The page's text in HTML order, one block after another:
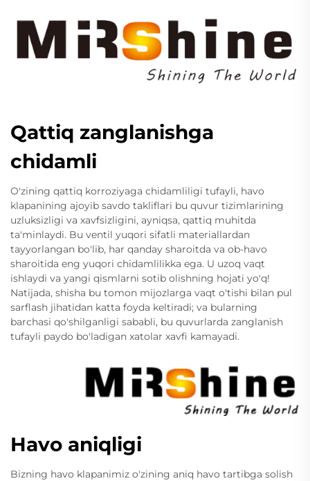
Qattiq zanglanishga
chidamli
O'zining qattiq korroziyaga chidamliligi tufayli, havo
klapanining ajoyib savdo takliflari bu quvur tizimlarining
uzluksizligi va xavfsizligini, ayniqsa, qattiq muhitda
ta'minlaydi. Bu ventil yuqori sifatli materiallardan
tayyorlangan bo'lib, har qanday sharoitda va ob-havo
sharoitida eng yuqori chidamlilikka ega. U uzoq vaqt
ishlaydi va yangi qismlarni sotib olishning hojati yo'q!
Natijada, shisha bu tomon mijozlarga vaqt o'tishi bilan pul
sarflash jihatidan katta foyda keltiradi; va bularning
barchasi qo'shilganligi sababli, bu quvurlarda zanglanish
tufayli paydo bo'ladigan xatolar xavfi kamayadi.
Havo aniqligi
Bizning havo klapanimiz o'zining aniq havo tartibga solish